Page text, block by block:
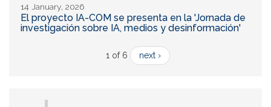
14 January, 2026
El proyecto IA-COM se presenta en la 'Jornada de
investigación sobre IA, medios y desinformación'
1 of 6 next ›